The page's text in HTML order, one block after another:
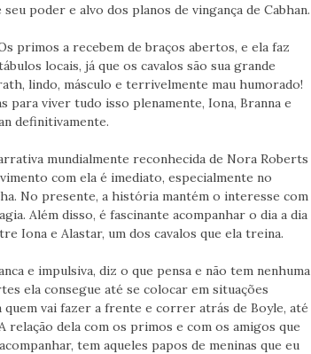
poder e alvo dos planos de vingança de Cabhan.
primos a recebem de braços abertos, e ela faz
locais, já que os cavalos são sua grande
lindo, másculo e terrivelmente mau humorado!
para viver tudo isso plenamente, Iona, Branna e
definitivamente.
mundialmente reconhecida de Nora Roberts
com ela é imediato, especialmente no
No presente, a história mantém o interesse com
Além disso, é fascinante acompanhar o dia a dia
Iona e Alastar, um dos cavalos que ela treina.
e impulsiva, diz o que pensa e não tem nenhuma
ela consegue até se colocar em situações
vai fazer a frente e correr atrás de Boyle, até
relação dela com os primos e com os amigos que
tem aqueles papos de meninas que eu